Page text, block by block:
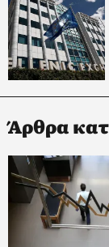
Άρθρα